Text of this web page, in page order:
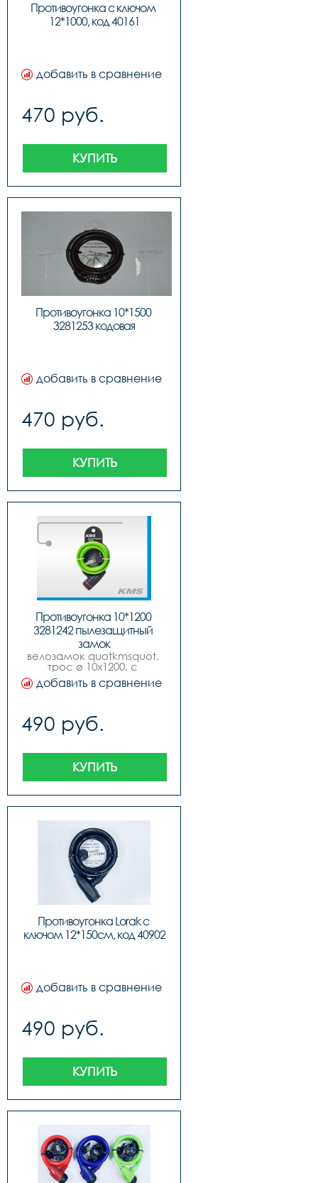
Противоугонка с ключом
12*1000, код 40161
добавить в сравнение
470 руб.
КУПИТЬ
Противоугонка 10*1500
3281253 кодовая
добавить в сравнение
470 руб.
КУПИТЬ
Противоугонка 10*1200
3281242 пылезащитный
замок
велозамок quotkmsquot,
трос ø 10х1200, с
пылезащитным замком, 6
цветов.,￼
добавить в сравнение
490 руб.
КУПИТЬ
Противоугонка Lorak с
ключом 12*150см, код 40902
добавить в сравнение
490 руб.
КУПИТЬ